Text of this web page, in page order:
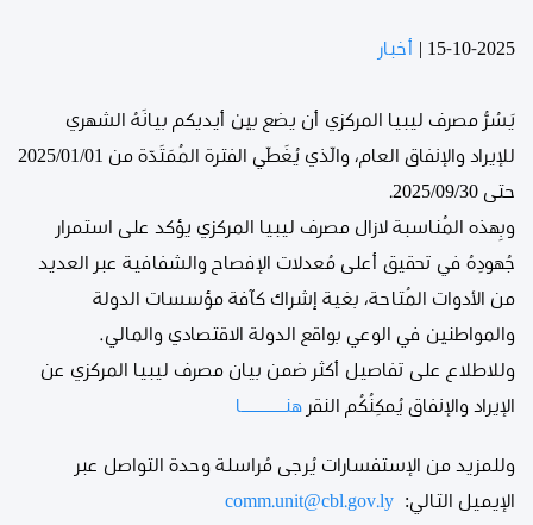
15-10-2025 أخبار
يَسُرُّ مصرف ليبيا المركزي أن يضع بين أيديكم بيانَهُ الشهري
للإيراد والإنفاق العام، والّذي يُغَطّي الفترة المُمَتَدّة من 2025/01/01
حتى 2025/09/30.
وبِهذه المُناسبة لازال مصرف ليبيا المركزي يؤكد على استمرار
جُهودِهُ في تحقيق أعلى مُعدلات الإفصاح والشفافية عبر العديد
من الأدوات المُتاحة، بغية إشراك كآفة مؤسسات الدولة
والمواطنين في الوعي بواقع الدولة الاقتصادي والمالي.
وللاطلاع على تفاصيل أكثر ضمن بيان مصرف ليبيا المركزي عن
الإيراد والإنفاق يُمكِنُكُم النقر هنــــــــــــا
وللمزيد من الإستفسارات يُرجى مُراسلة وحدة التواصل عبر
الإيميل التالي: comm.unit@cbl.gov.ly